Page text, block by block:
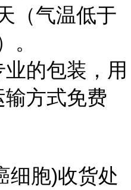
（气温低于
。
的包装，用
方式免费
细胞)收货处